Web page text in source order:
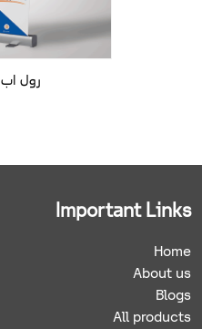
رول اب 85 سم
Important Links
Home
About us
Blogs
All products